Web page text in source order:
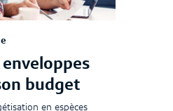
budget
en espèces